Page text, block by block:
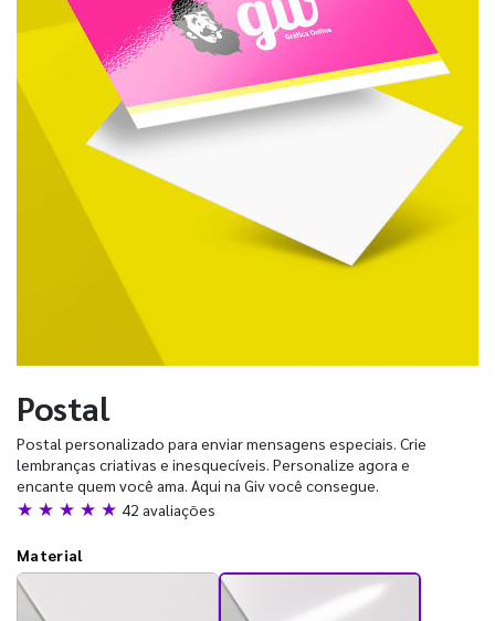
Postal
Postal personalizado para enviar mensagens especiais. Crie
lembranças criativas e inesquecíveis. Personalize agora e
encante quem você ama. Aqui na Giv você consegue.
★ ★ ★ ★ ★ 42 avaliações
Material